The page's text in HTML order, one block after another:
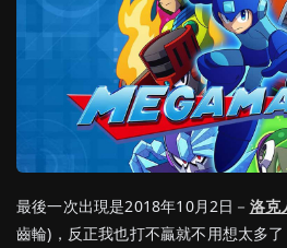
最後一次出現是2018年10月2日－ 洛克
齒輪)，反正我也打不贏就不用想太多